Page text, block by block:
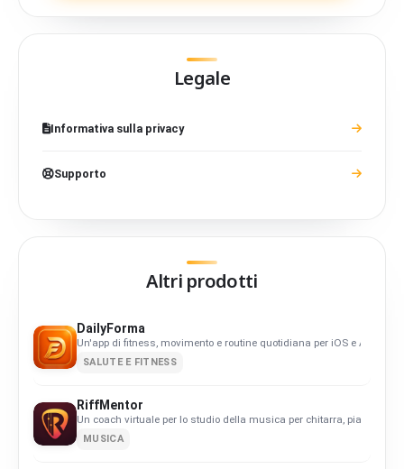
Legale
Informativa sulla privacy
Supporto
Altri prodotti
DailyForma
Un'app di fitness, movimento e routine quotidiana per iOS e
SALUTE E FITNESS
RiffMentor
Un coach virtuale per lo studio della musica per chitarra, pianoforte,
MUSICA